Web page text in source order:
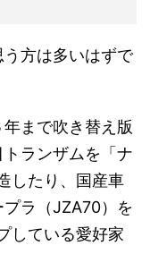
方は多いはずで
まで吹き替え版
ランザムを「ナ
したり、国産車
ラ（JZA70）を
している愛好家